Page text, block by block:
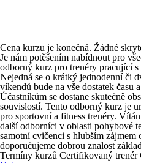
Cena kurzu je konečná. Žádné
Je nám potěšením nabídnout pro
odborný kurz pro trenéry pracující
Nejedná se o krátký jednodenní či
víkendů bude na vše dostatek času
Účastníkům se dostane skutečně
souvislostí. Tento odborný kurz je
pro sportovní a fitness trenéry.
další odborníci v oblasti pohybové
samotní cvičenci s hlubším zájmem
doporučujeme dobrou znalost
Termíny kurzů Certifikovaný trenér